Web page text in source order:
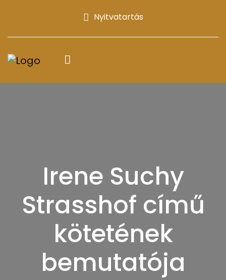
Nyitvatartás
Irene Suchy
Strasshof című
kötetének
bemutatója